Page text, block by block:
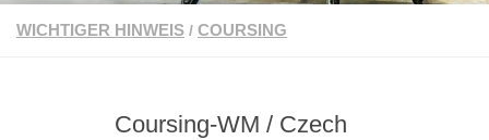
WICHTIGER HINWEIS / COURSING
Coursing-WM / Czech